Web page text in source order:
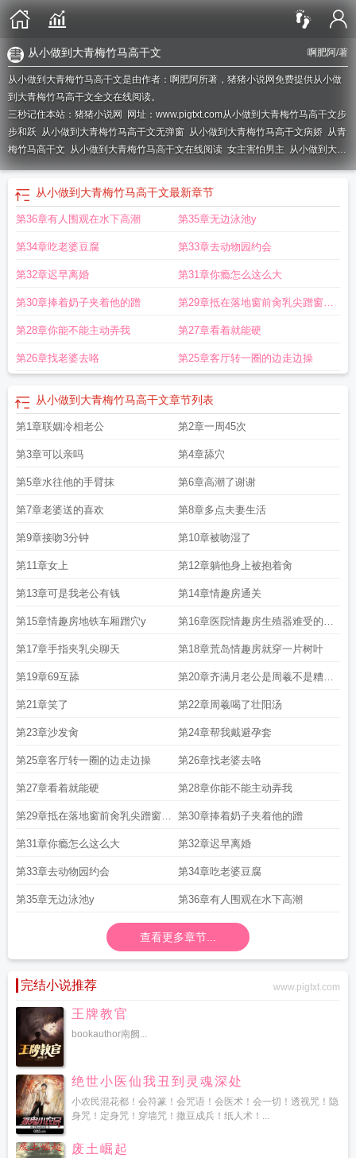
啊肥阿/著
从小做到大青梅竹马高干文
从小做到大青梅竹马高干文是由作者：啊肥阿所著，猪猪小说网免费提供从小做
到大青梅竹马高干文全文在线阅读。
三秒记住本站：猪猪小说网 网址：www.pigtxt.com从小做到大青梅竹马高干文步
步和跃 从小做到大青梅竹马高干文无弹窗 从小做到大青梅竹马高干文病娇 从青
梅竹马高干文 从小做到大青梅竹马高干文在线阅读 女主害怕男主 从小做到大青
梅竹马高干文温从小做到大青梅竹马高干文步步和跃跃从小青梅竹马一起长大
从小青梅竹马长大后在一起的甜宠文 从小做到大青梅竹马高干文将就
大青梅竹马的甜宠文
竹马高干文从小做到大青梅竹马高干文古文从小做到大青梅竹马高干文墨上
小到大的青梅竹马文 从小写到大的青梅竹马 从小到大青梅竹马的宠文
青梅竹马的甜蜜宠文
从小做到大青梅竹马高干文女主长大后是明星
干文古言从小做到大青梅竹马高干文时冕
从小做到大青梅竹马高干文最新章节
第36章有人围观在水下高潮 第35章无边泳池y
第34章吃老婆豆腐 第33章去动物园约会
第32章迟早离婚 第31章你瘾怎么这么大
第30章捧着奶子夹着他的蹭 第29章抵在落地窗前肏乳尖蹭窗户
磨蹭
第28章你能不能主动弄我 第27章看着就能硬
第26章找老婆去咯 第25章客厅转一圈的边走边操
从小做到大青梅竹马高干文章节列表
第1章联姻冷相老公 第2章一周45次
第3章可以亲吗 第4章舔穴
第5章水往他的手臂抹 第6章高潮了谢谢
第7章老婆送的喜欢 第8章多点夫妻生活
第9章接吻3分钟 第10章被吻湿了
第11章女上 第12章躺他身上被抱着肏
第13章可是我老公有钱 第14章情趣房通关
第15章情趣房地铁车厢蹭穴y 第16章医院情趣房生殖器难受的病
人找护士
第17章手指夹乳尖聊天 第18章荒岛情趣房就穿一片树叶
第19章69互舔 第20章齐满月老公是周羲不是糟老
头子
第21章笑了 第22章周羲喝了壮阳汤
第23章沙发肏 第24章帮我戴避孕套
第25章客厅转一圈的边走边操 第26章找老婆去咯
第27章看着就能硬 第28章你能不能主动弄我
第29章抵在落地窗前肏乳尖蹭窗户
磨蹭
第30章捧着奶子夹着他的蹭
第31章你瘾怎么这么大 第32章迟早离婚
第33章去动物园约会 第34章吃老婆豆腐
第35章无边泳池y 第36章有人围观在水下高潮
查看更多章节...
完结小说推荐 www.pigtxt.com
王牌教官
bookauthor南阙...
绝世小医仙我丑到灵魂深处
小农民混花都！会符篆！会咒语！会医术！会一切！透视咒！隐
身咒！定身咒！穿墙咒！撒豆成兵！纸人术！...
废土崛起